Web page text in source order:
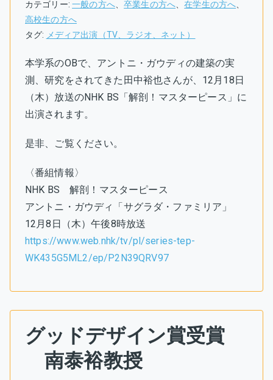
カテゴリー:一般の方へ、卒業生の方へ 、在学生の方へ
高校生の方へ
タグ: メディア出演（TV、ラジオ、ネット）
本学系のOBで、アントニ・ガウディの建築の実
測、研究をされてきた田中裕也さんが、12月18日
（木）放送のNHK BS「解剖！マスターピース」に
出演されます。
是非、ご覧ください。
〈番組情報〉
NHK BS 解剖！マスターピース
アントニ・ガウディ「サグラダ・ファミリア」
12月8日（木）午後8時放送
https://www.web.nhk/tv/pl/series-tep-
WK435G5ML2/ep/P2N39QRV97
グッドデザイン賞受賞
南泰裕教授